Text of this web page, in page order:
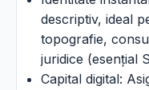
descriptiv, ideal
topografie,
juridice (esențial
Capital digital: